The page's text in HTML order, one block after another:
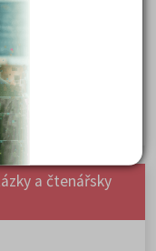
gap year i další
škol
a čtenářsky